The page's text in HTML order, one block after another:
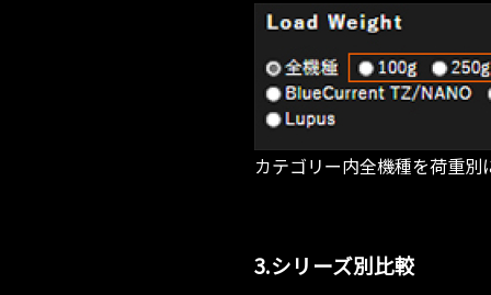
カテゴリー内全機種を荷重
3.シリーズ別比較